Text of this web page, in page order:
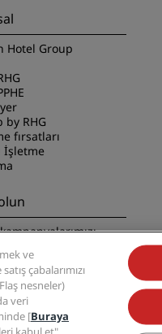
Hotel Group
by RHG
fırsatları
İşletme
ve
çabalarımızı
nesneler)
veri
[Buraya